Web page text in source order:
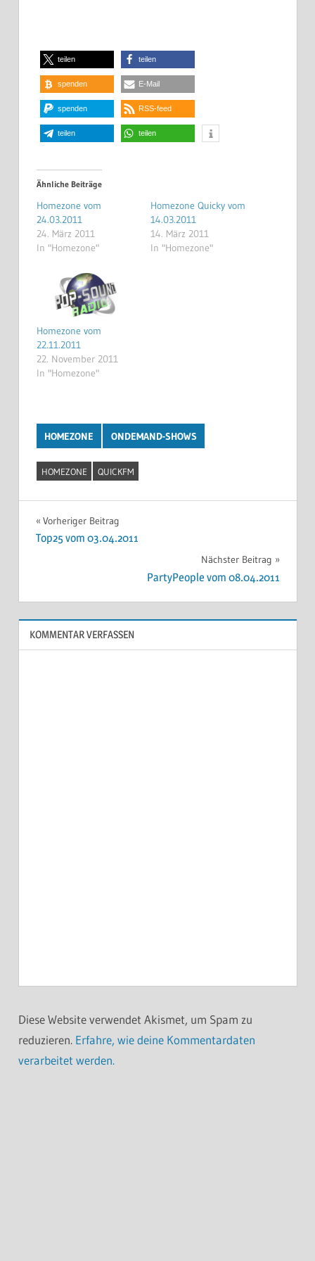
teilen teilen
spenden E-Mail
spenden RSS-feed
teilen teilen
Ähnliche Beiträge
Homezone vom
24.03.2011
24. März 2011
In "Homezone"
Homezone Quicky vom
14.03.2011
14. März 2011
In "Homezone"
Homezone vom
22.11.2011
22. November 2011
In "Homezone"
HOMEZONE ONDEMAND-SHOWS
HOMEZONE QUICKFM
Beitragsnavigation
Vorheriger Beitrag
Top25 vom 03.04.2011
Nächster Beitrag
PartyPeople vom 08.04.2011
KOMMENTAR VERFASSEN
Diese Website verwendet Akismet, um Spam zu
reduzieren. Erfahre, wie deine Kommentardaten
verarbeitet werden.